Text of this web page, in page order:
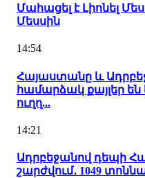
Մահացել է Լիոնել
Մեսսին
14:54
Հայաստանը և
համարձակ քայլեր
ուղղ...
14:21
Ադրբեջանով դեպի
շարժվում․ 1049